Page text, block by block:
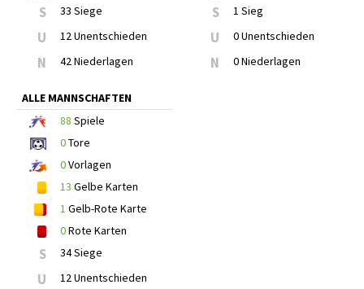
S 33 Siege
U 12 Unentschieden
N 42 Niederlagen
S 1 Sieg
U 0 Unentschieden
N 0 Niederlagen
ALLE MANNSCHAFTEN
88 Spiele
0Tore
0Vorlagen
13 Gelbe Karten
1 Gelb-Rote Karte
0Rote Karten
S 34 Siege
U 12 Unentschieden